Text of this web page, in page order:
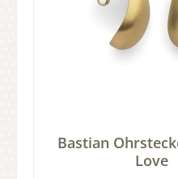
Bastian
Love